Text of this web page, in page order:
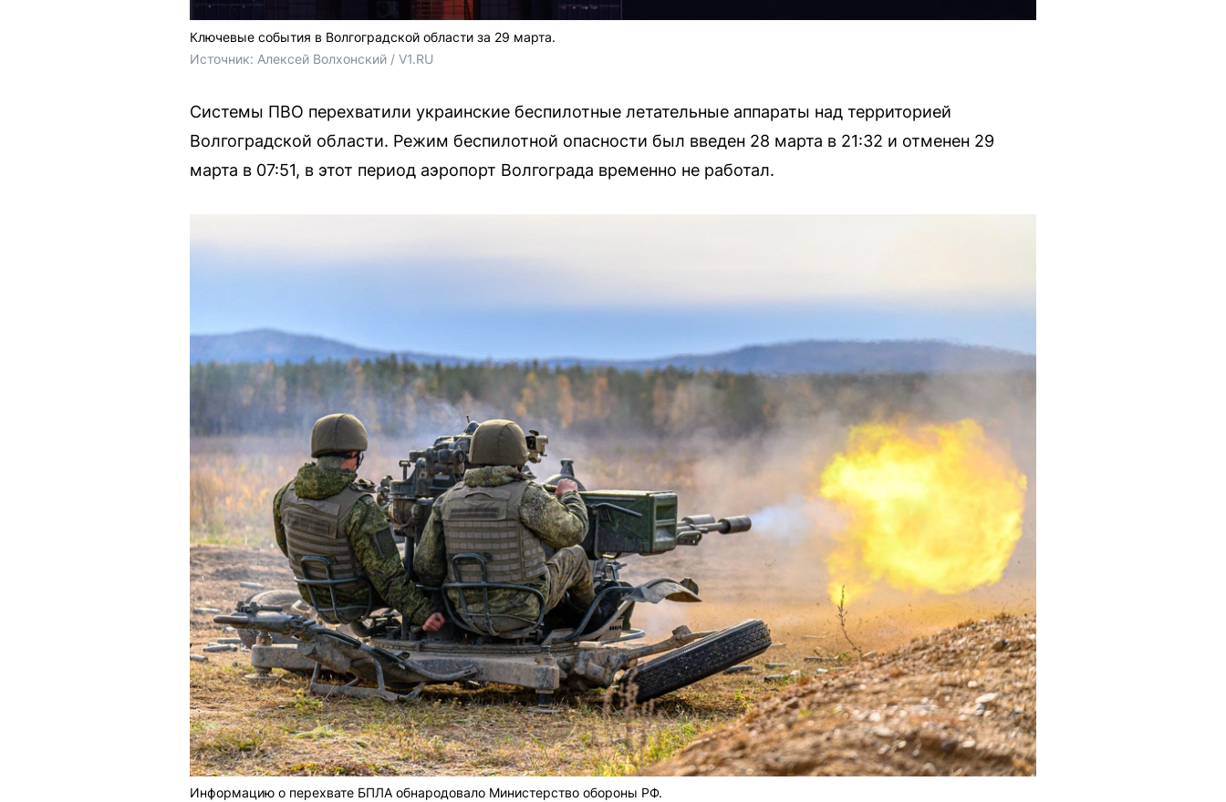
Ключевые события в Волгоградской области за 29 марта.
Источник: Алексей Волхонский / V1.RU
Системы ПВО перехватили украинские беспилотные летательные аппараты над территорией
Волгоградской области. Режим беспилотной опасности был введен 28 марта в 21:32 и отменен 29
марта в 07:51, в этот период аэропорт Волгограда временно не работал.
Информацию о перехвате БПЛА обнародовало Министерство обороны РФ.